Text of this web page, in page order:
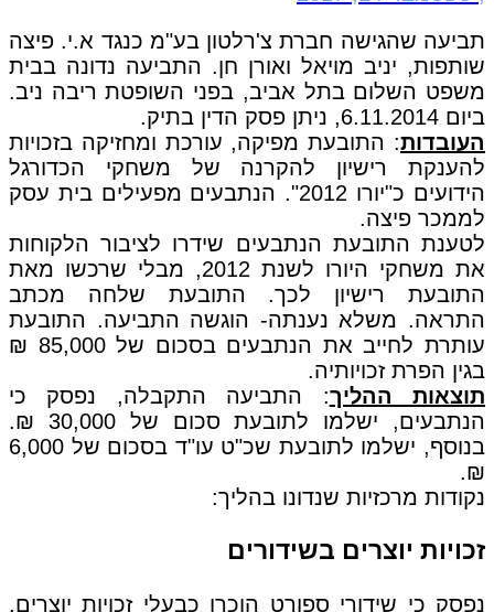
תביעה שהגישה חברת צ'רלטון בע"מ כנגד א.י. פיצה
שותפות, יניב מויאל ואורן חן. התביעה נדונה בבית
משפט השלום בתל אביב, בפני השופטת ריבה ניב.
ביום 6.11.2014, ניתן פסק הדין בתיק.
העובדות: התובעת מפיקה, עורכת ומחזיקה בזכויות
להענקת רישיון להקרנה של משחקי הכדורגל
הידועים כ"יורו 2012". הנתבעים מפעילים בית עסק
לממכר פיצה.
לטענת התובעת הנתבעים שידרו לציבור הלקוחות
את משחקי היורו לשנת 2012, מבלי שרכשו מאת
התובעת רישיון לכך. התובעת שלחה מכתב
התראה. משלא נענתה- הוגשה התביעה. התובעת
עותרת לחייב את הנתבעים בסכום של 85,000 ₪
בגין הפרת זכויותיה.
תוצאות ההליך: התביעה התקבלה, נפסק כי
הנתבעים, ישלמו לתובעת סכום של 30,000 ₪.
בנוסף, ישלמו לתובעת שכ"ט עו"ד בסכום של 6,000
₪.
נקודות מרכזיות שנדונו בהליך:
זכויות יוצרים בשידורים
נפסק כי שידורי ספורט הוכרו כבעלי זכויות יוצרים,